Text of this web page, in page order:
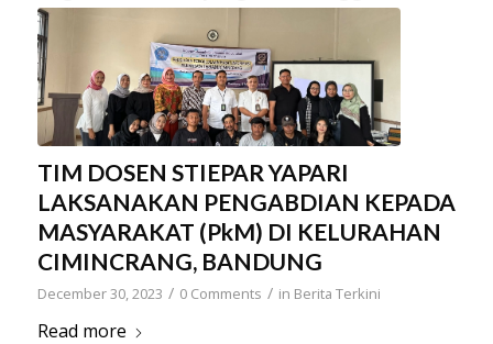
TIM DOSEN STIEPAR YAPARI
LAKSANAKAN PENGABDIAN KEPADA
MASYARAKAT (PkM) DI KELURAHAN
CIMINCRANG, BANDUNG
December 30, 2023 / 0 Comments / in Berita Terkini
Read more